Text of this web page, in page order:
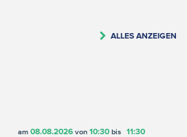
ALLES ANZEIGEN
am 08.08.2026von 10:30bis 11:30